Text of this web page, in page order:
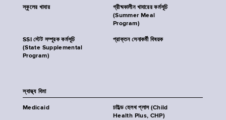
স্কুলের খাবার
গ্রীষ্মকালীন খাবারের কর্মসূচি
(Summer Meal
Program)
SSI স্টেট সম্পূরক কর্মসূচি
(State Supplemental
Program)
প্রাক্তন সেনাকর্মী বিষয়ক
স্বাস্থ্য বিমা
Medicaid
চাইল্ড হেলথ প্লাস (Child
Health Plus, CHP)